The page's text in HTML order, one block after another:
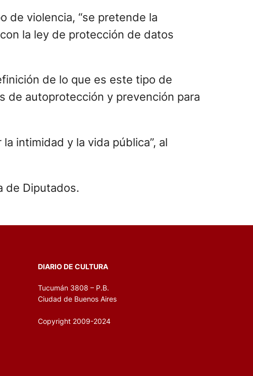
de violencia, “se pretende la
la ley de protección de datos
de lo que es este tipo de
de autoprotección y prevención para
intimidad y la vida pública”, al
de Diputados.
DIARIO DE CULTURA
Tucumán 3808 – P.B.
Ciudad de Buenos Aires
Copyright 2009-2024